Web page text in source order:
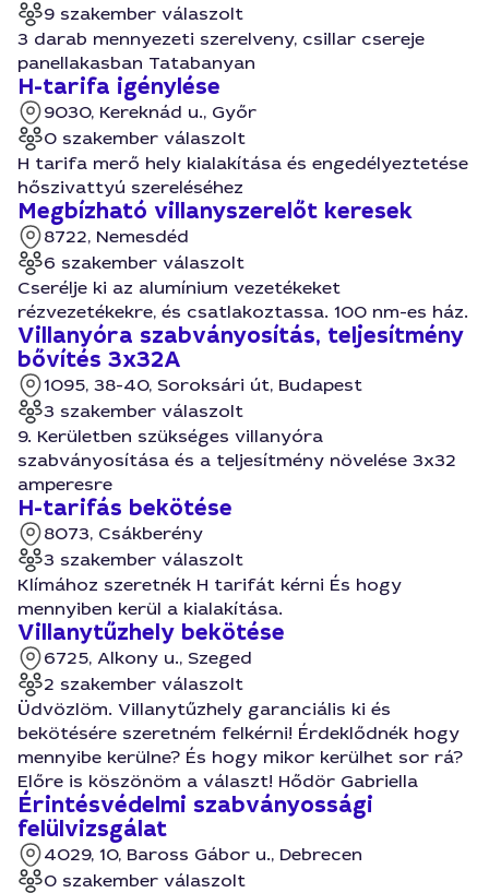
9 szakember válaszolt
3 darab mennyezeti szerelveny, csillar csereje
panellakasban Tatabanyan
H-tarifa igénylése
9030, Kereknád u., Győr
0 szakember válaszolt
H tarifa merő hely kialakítása és engedélyeztetése
hőszivattyú szereléséhez
Megbízható villanyszerelőt keresek
8722, Nemesdéd
6 szakember válaszolt
Cserélje ki az alumínium vezetékeket
rézvezetékekre, és csatlakoztassa. 100 nm-es ház.
Villanyóra szabványosítás, teljesítmény
bővítés 3x32A
1095, 38-40, Soroksári út, Budapest
3 szakember válaszolt
9. Kerületben szükséges villanyóra
szabványosítása és a teljesítmény növelése 3x32
amperesre
H-tarifás bekötése
8073, Csákberény
3 szakember válaszolt
Klímához szeretnék H tarifát kérni És hogy
mennyiben kerül a kialakítása.
Villanytűzhely bekötése
6725, Alkony u., Szeged
2 szakember válaszolt
Üdvözlöm. Villanytűzhely garanciális ki és
bekötésére szeretném felkérni! Érdeklődnék hogy
mennyibe kerülne? És hogy mikor kerülhet sor rá?
Előre is köszönöm a választ! Hődör Gabriella
Érintésvédelmi szabványossági
felülvizsgálat
4029, 10, Baross Gábor u., Debrecen
0 szakember válaszolt